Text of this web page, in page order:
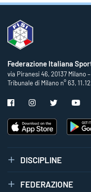
Federazione Italiana
via Piranesi 46, 20137 Milano
Tribunale di Milano n° 63,
DISCIPLINE
FEDERAZIONE